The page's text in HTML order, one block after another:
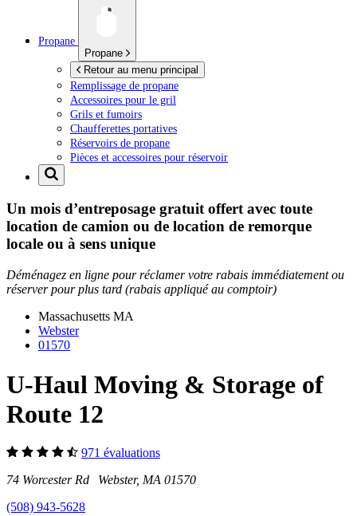
Propane
Propane
Retour au menu principal
Remplissage de propane
Accessoires pour le gril
Grils et fumoirs
Chaufferettes portatives
Réservoirs de propane
Pièces et accessoires pour réservoir
Un mois d’entreposage gratuit offert avec toute
location de camion ou de location de remorque
locale ou à sens unique
Déménagez en ligne pour réclamer votre rabais immédiatement ou
réserver pour plus tard (rabais appliqué au comptoir)
Massachusetts MA
Webster
01570
U-Haul Moving & Storage of
Route 12
971 évaluations
74 Worcester Rd Webster, MA 01570
(508) 943-5628